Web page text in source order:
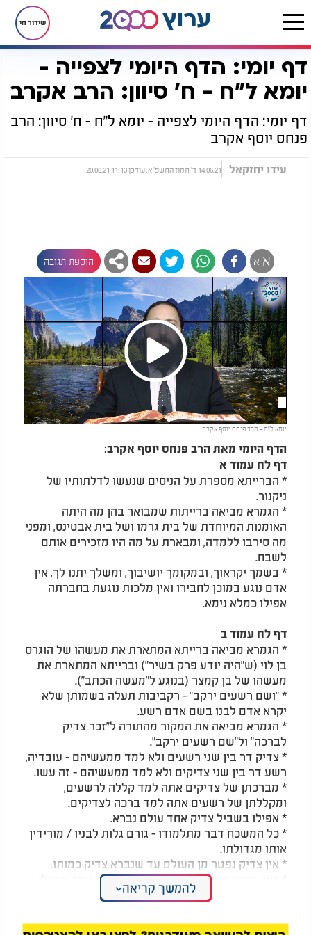
שידור חי
דף הבית הדף היומי מסכת יומא
דף יומי: הדף היומי לצפייה -
יומא ל"ח - ח’ סיוון: הרב אקרב
דף יומי: הדף היומי לצפייה - יומא ל"ח - ח’ סיוון: הרב
פנחס יוסף אקרב
עידו יחזקאל 14.06.21 ד' תמוז התשפ"א, עודכן 11:13 20.06.21
א א הוספת תגובה
Play
Video
יומא ל"ח - הרב פנחס יוסף אקרב
הדף היומי מאת הרב פנחס יוסף אקרב:
דף לח עמוד א
* הברייתא מספרת על הניסים שנעשו לדלתותיו של
ניקנור.
* הגמרא מביאה ברייתות שמבואר בהן מה היתה
האומנות המיוחדת של בית גרמו ושל בית אבטינס, ומפני
מה סירבו ללמדה, ומבארת על מה היו מזכירים אותם
לשבח.
* בשמך יקראוך, ובמקומך יושיבוך, ומשלך יתנו לך, אין
אדם נוגע במוכן לחבירו ואין מלכות נוגעת בחברתה
אפילו כמלא נימא.
דף לח עמוד ב
* הגמרא מביאה ברייתא המתארת את מעשהו של הוגרס
בן לוי (ש"היה יודע פרק בשיר") וברייתא המתארת את
מעשהו של בן קמצר (בנוגע ל"מעשה הכתב").
* "ושם רשעים ירקב" - רקביבות תעלה בשמותן שלא
יקרא אדם לבנו בשם אדם רשע.
* הגמרא מביאה את המקור מהתורה ל"זכר צדיק
לברכה" ול"שם רשעים ירקב".
* צדיק דר בין שני רשעים ולא למד ממעשיהם - עובדיה,
רשע דר בין שני צדיקים ולא למד ממעשיהם - זה עשו.
* מברכתן של צדיקים אתה למד קללה לרשעים,
ומקללתן של רשעים אתה למד ברכה לצדיקים.
* אפילו בשביל צדיק אחד עולם נברא.
* כל המשכח דבר מתלמודו - גורם גלות לבניו / מורידין
אותו מגדולתו.
* אין צדיק נפטר מן העולם עד שנברא צדיק כמותו.
* ראה הקדוש ברוך הוא שצדיקים מועטין עמד ושתלן
* כיון שיצאו רוב שנותיו של אדם ולא חטא - שוב אינו
להמשך קריאה